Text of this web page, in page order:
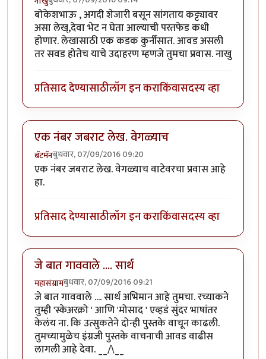
बोकेशभाऊ , अगदी शेजारी बसून सांगताय कट्ट्यावर
असा लेख्,देवा भेट न घेता आल्याची परतफेड कधी
होणार. लेखासाठी एक कडक कुर्नीसात. आवड असली
तर सवड होतेच याचे उदाहरण म्हणजे तुमचा प्रवास. नाखु
प्रतिसाद देण्यासाठीलॉग इन कराकिंवासदस्य व्हा
एक नंबर जबराट लेख. वेगळ्याच
बॅटमॅनबुधवार, 07/09/2016 09:20
एक नंबर जबराट लेख. वेगळ्याच वाटेवरचा प्रवास आहे
हा.
प्रतिसाद देण्यासाठीलॉग इन कराकिंवासदस्य व्हा
जे बात गाववाले .... सार्थ
महासंग्रामबुधवार, 07/09/2016 09:21
जे बात गाववाले .... सार्थ अभिमान आहे तुमचा. रच्याकने
तुम्ही 'स्केअरक्रो ' आणि 'मोसाद ' एव्हडं सुंदर भाषांतर
केलंय ना. कि उत्सुकतेने दोन्ही पुस्तके वाचून काढली.
तुमच्यामुळेच इंग्रजी पुस्तके वाचनाची आवड वाढीस
लागली आहे देवा. __/\__